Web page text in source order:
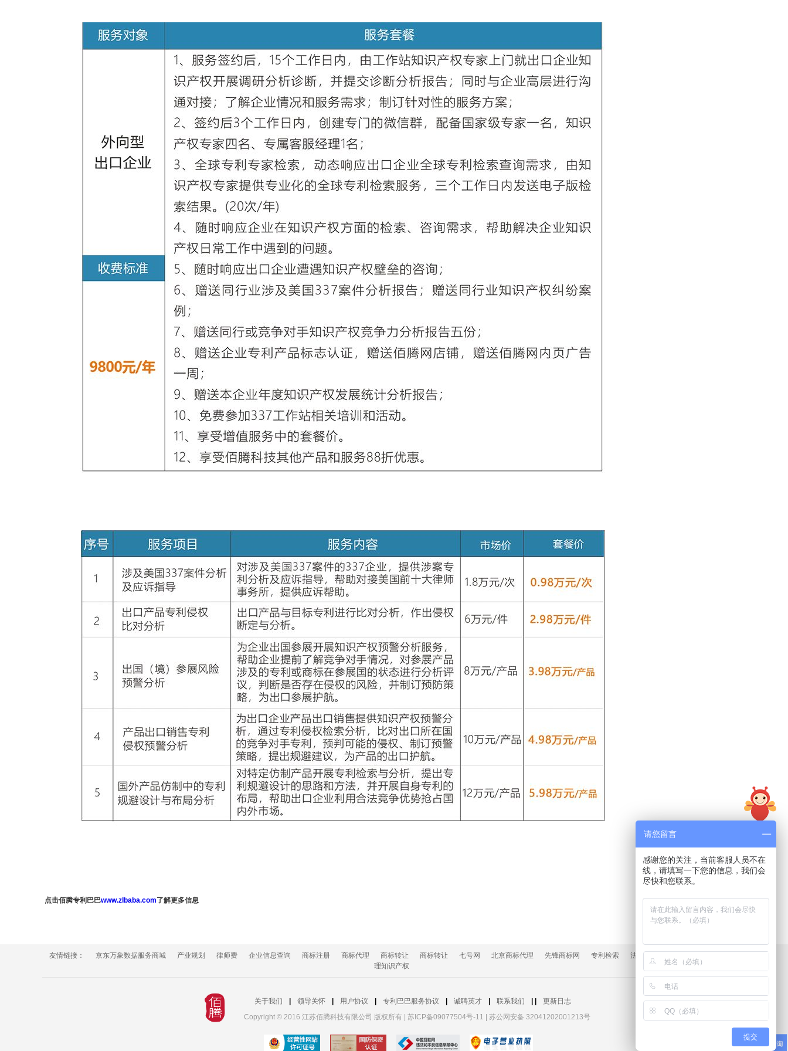
点击佰腾专利巴巴www.zlbaba.com了解更多信息
友情链接： 京东万象数据服务商城 产业规划 律师费 企业信息查询 商标注册 商标代理 商标转让 商标转让 七号网 北京商标代理 先锋商标网 专利检索 法律快车
理知识产权
关于我们 领导关怀 用户协议 专利巴巴服务协议 诚聘英才 联系我们
更新日志
Copyright © 2016 江苏佰腾科技有限公司 版权所有
苏ICP备09077504号-11 苏公网安备 32041202001213号
在线
扫二
维码
实用
工具
请您留言
感谢您的关注，当前客服人员不在
线，请填写一下您的信息，我们会
尽快和您联系。
提交